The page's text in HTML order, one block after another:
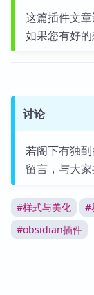
这篇插件文
如果您有好的
讨论
若阁下有独
留言，与大家
#样式与美化 #
#obsidian插件